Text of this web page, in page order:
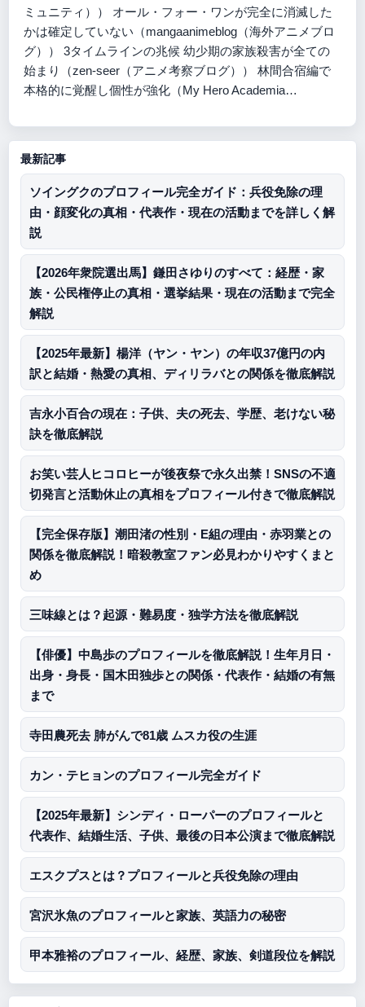
ミュニティ）） オール・フォー・ワンが完全に消滅した
かは確定していない（mangaanimeblog（海外アニメブロ
グ）） 3タイムラインの兆候 幼少期の家族殺害が全ての
始まり（zen-seer（アニメ考察ブログ）） 林間合宿編で
本格的に覚醒し個性が強化（My Hero Academia…
最新記事
ソイングクのプロフィール完全ガイド：兵役免除の理
由・顔変化の真相・代表作・現在の活動までを詳しく解
説
【2026年衆院選出馬】鎌田さゆりのすべて：経歴・家
族・公民権停止の真相・選挙結果・現在の活動まで完全
解説
【2025年最新】楊洋（ヤン・ヤン）の年収37億円の内
訳と結婚・熱愛の真相、ディリラバとの関係を徹底解説
吉永小百合の現在：子供、夫の死去、学歴、老けない秘
訣を徹底解説
お笑い芸人ヒコロヒーが後夜祭で永久出禁！SNSの不適
切発言と活動休止の真相をプロフィール付きで徹底解説
【完全保存版】潮田渚の性別・E組の理由・赤羽業との
関係を徹底解説！暗殺教室ファン必見わかりやすくまと
め
三味線とは？起源・難易度・独学方法を徹底解説
【俳優】中島歩のプロフィールを徹底解説！生年月日・
出身・身長・国木田独歩との関係・代表作・結婚の有無
まで
寺田農死去 肺がんで81歳 ムスカ役の生涯
カン・テヒョンのプロフィール完全ガイド
【2025年最新】シンディ・ローパーのプロフィールと
代表作、結婚生活、子供、最後の日本公演まで徹底解説
エスクプスとは？プロフィールと兵役免除の理由
宮沢氷魚のプロフィールと家族、英語力の秘密
甲本雅裕のプロフィール、経歴、家族、剣道段位を解説